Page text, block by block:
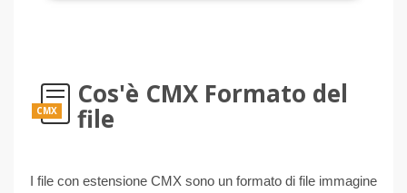
CMX
Cos'è CMX Formato del
file
I file con estensione CMX sono un formato di file immagine